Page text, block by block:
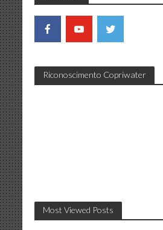
Riconoscimento Copriwater
Most Viewed Posts